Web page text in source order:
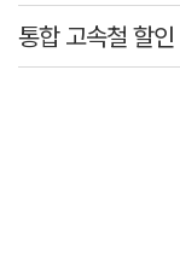
통합 고속철 할